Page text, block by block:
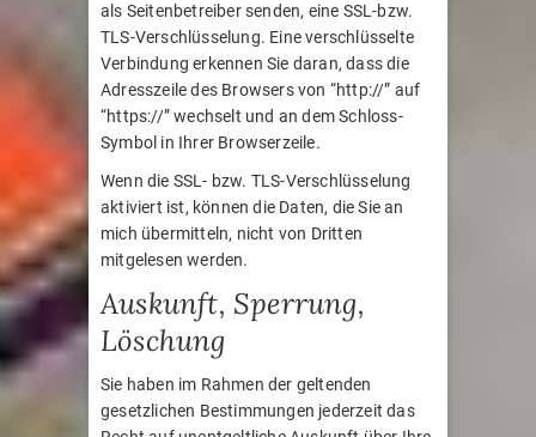
als Seitenbetreiber senden, eine SSL-bzw.
TLS-Verschlüsselung. Eine verschlüsselte
Verbindung erkennen Sie daran, dass die
Adresszeile des Browsers von “http://” auf
“https://” wechselt und an dem Schloss-
Symbol in Ihrer Browserzeile.
Wenn die SSL- bzw. TLS-Verschlüsselung
aktiviert ist, können die Daten, die Sie an
mich übermitteln, nicht von Dritten
mitgelesen werden.
Auskunft, Sperrung,
Löschung
Sie haben im Rahmen der geltenden
gesetzlichen Bestimmungen jederzeit das